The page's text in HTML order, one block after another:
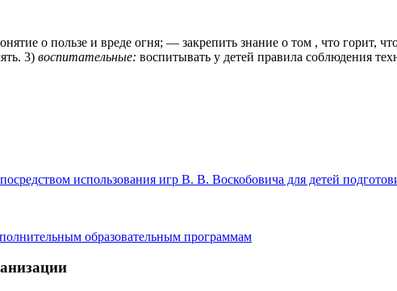
о пользе и вреде огня; — закрепить знание о том , что горит,
3) воспитательные: воспитывать у детей правила соблюдения
использования игр В. В. Воскобовича для детей
образовательным программам